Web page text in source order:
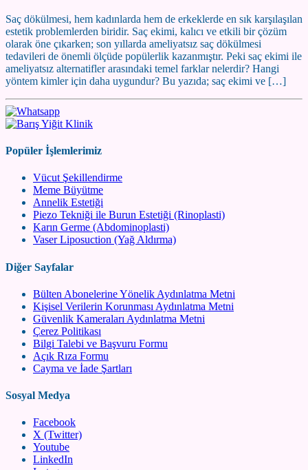
Saç dökülmesi, hem kadınlarda hem de erkeklerde en sık karşılaşılan
estetik problemlerden biridir. Saç ekimi, kalıcı ve etkili bir çözüm
olarak öne çıkarken; son yıllarda ameliyatsız saç dökülmesi
tedavileri de önemli ölçüde popülerlik kazanmıştır. Peki saç ekimi ile
ameliyatsız alternatifler arasındaki temel farklar nelerdir? Hangi
yöntem kimler için daha uygundur? Bu yazıda; saç ekimi ve […]
Popüler İşlemlerimiz
Vücut Şekillendirme
Meme Büyütme
Annelik Estetiği
Piezo Tekniği ile Burun Estetiği (Rinoplasti)
Karın Germe (Abdominoplasti)
Vaser Liposuction (Yağ Aldırma)
Diğer Sayfalar
Bülten Abonelerine Yönelik Aydınlatma Metni
Kişisel Verilerin Korunması Aydınlatma Metni
Güvenlik Kameraları Aydınlatma Metni
Çerez Politikası
Bilgi Talebi ve Başvuru Formu
Açık Rıza Formu
Cayma ve İade Şartları
Sosyal Medya
Facebook
X (Twitter)
Youtube
LinkedIn